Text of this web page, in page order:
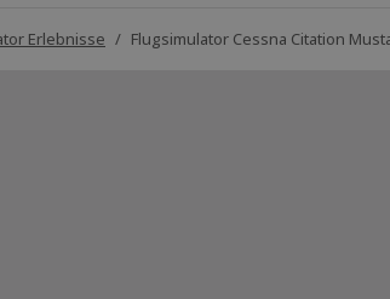
Erlebnisse / Flugsimulator Cessna Citation